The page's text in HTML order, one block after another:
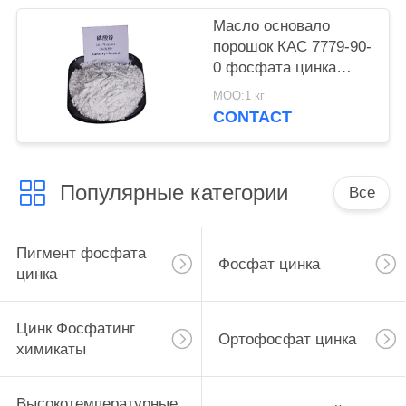
Масло основало
порошок КАС 7779-90-
0 фосфата цинка
краски для корабля и
стальные структуры
MOQ:1 кг
CONTACT
Популярные категории Все
Пигмент фосфата
цинка
Фосфат цинка
Цинк Фосфатинг
химикаты
Ортофосфат цинка